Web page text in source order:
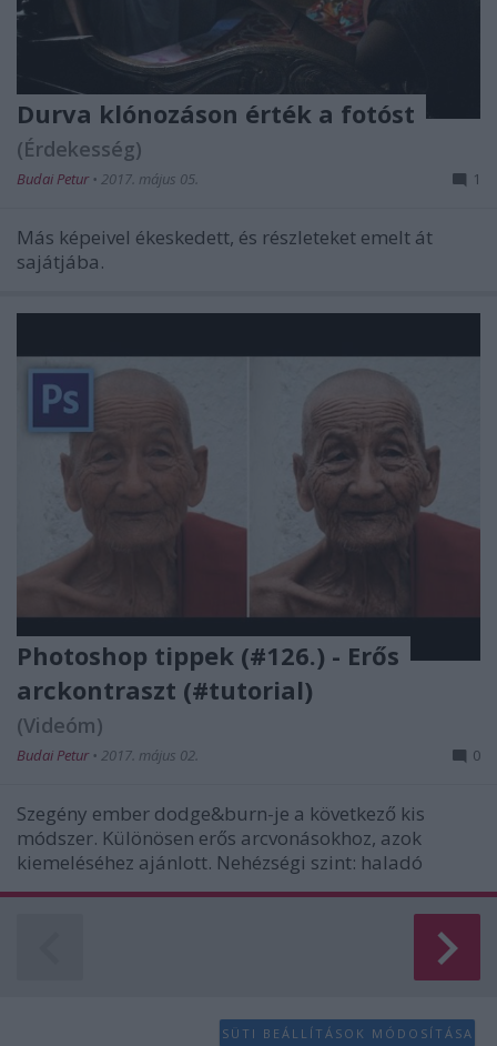
Durva klónozáson érték a fotóst
(Érdekesség)
Budai Petur • 2017. május 05. 1
Más képeivel ékeskedett, és részleteket emelt át
sajátjába.
Photoshop tippek (#126.) - Erős
arckontraszt (#tutorial)
(Videóm)
Budai Petur • 2017. május 02. 0
Szegény ember dodge&burn-je a következő kis
módszer. Különösen erős arcvonásokhoz, azok
kiemeléséhez ajánlott. Nehézségi szint: haladó
SÜTI BEÁLLÍTÁSOK MÓDOSÍTÁSA